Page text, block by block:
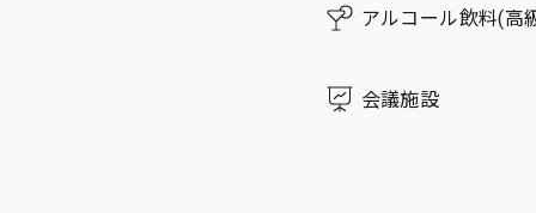
アルコール飲料(高
会議施設